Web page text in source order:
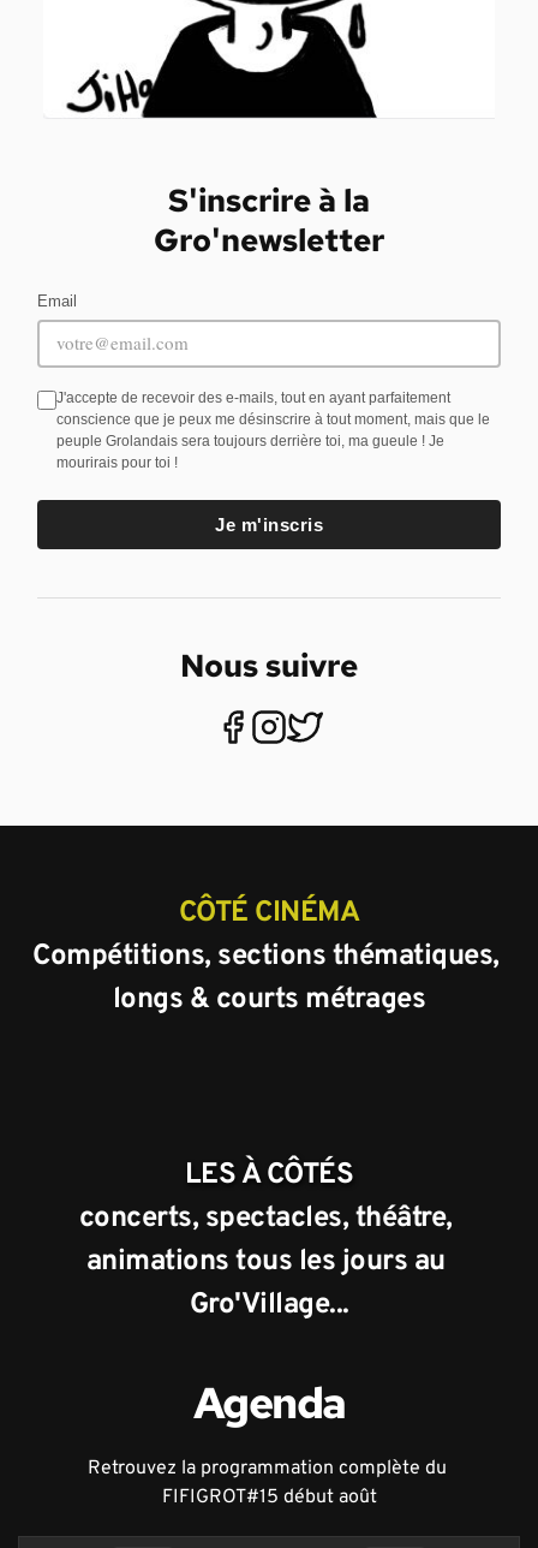
S'inscrire à la
Gro'newsletter
Email
J'accepte de recevoir des e-mails, tout en ayant parfaitement
conscience que je peux me désinscrire à tout moment, mais que le
peuple Grolandais sera toujours derrière toi, ma gueule ! Je
mourirais pour toi !
Je m'inscris
Nous suivre
CÔTÉ CINÉMA
Compétitions, sections thématiques,
longs & courts métrages
LES À CÔTÉS
concerts, spectacles, théâtre,
animations tous les jours au
Gro'Village...
Agenda
Retrouvez la programmation complète du
FIFIGROT#15 début août